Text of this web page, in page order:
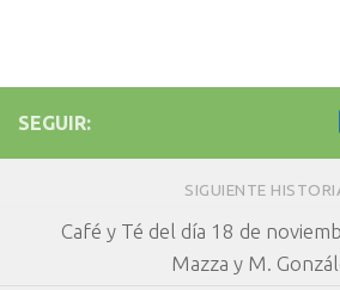
SEGUIR:
SIGUIENTE
Café y Té del día 18 de
Mazza y M.